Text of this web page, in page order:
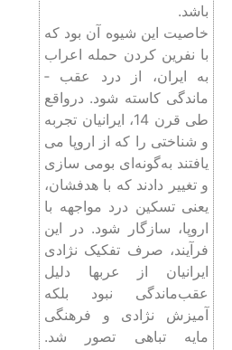
باشد.
خاصیت این شیوه آن بود که
با نفرین کردن حمله اعراب
به ایران، از درد عقب ­
ماندگی کاسته شود. درواقع
طی قرن 14، ایرانیان تجربه
و شناختی را که از اروپا می
‏یافتند به‌گونه‌ای بومی­ سازی
و تغییر دادند که با هدفشان،
یعنی تسکین درد مواجهه با
اروپا، سازگار شود. در این
فرآیند، صرف تفکیک نژادی
ایرانیان از عرب­ها دلیل
عقب‌ماندگی نبود بلکه
آمیزش نژادی و فرهنگی
مایه تباهی تصور شد.